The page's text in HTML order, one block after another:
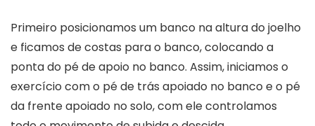
Primeiro posicionamos um banco na altura do joelho
e ficamos de costas para o banco, colocando a
ponta do pé de apoio no banco. Assim, iniciamos o
exercício com o pé de trás apoiado no banco e o pé
da frente apoiado no solo, com ele controlamos